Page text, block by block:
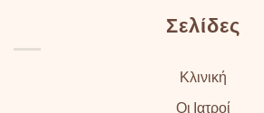
Σελίδες
Κλινική
Οι Ιατροί